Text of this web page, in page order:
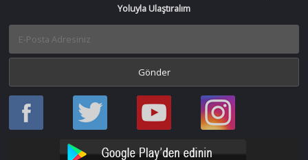
Yoluyla Ulaştıralım
Haber
Oku
Haber
Oku
Bir
Haber
YouTube
Bir
Haber
Instagram